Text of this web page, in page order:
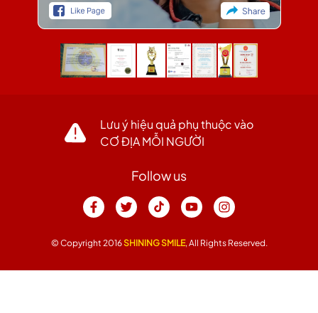
Lưu ý hiệu quả phụ thuộc vào
CƠ ĐỊA MỖI NGƯỜI
Follow us
© Copyright 2016SHINING SMILE, All Rights Reserved.